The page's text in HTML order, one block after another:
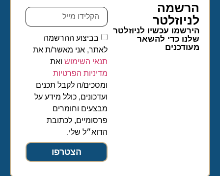
הרשמה
לניוזלטר​
הירשמו עכשיו לניוזלטר
שלנו כדי להשאר
מעודכנים
בביצוע ההרשמה
לאתר, אני מאשר/ת את
תנאי השימושואת
מדיניות הפרטיות
ומסכים/ה לקבל תכנים
ועדכונים, כולל מידע על
מבצעים וחומרים
פרסומיים, לכתובת
הדוא״ל שלי.
הצטרפו